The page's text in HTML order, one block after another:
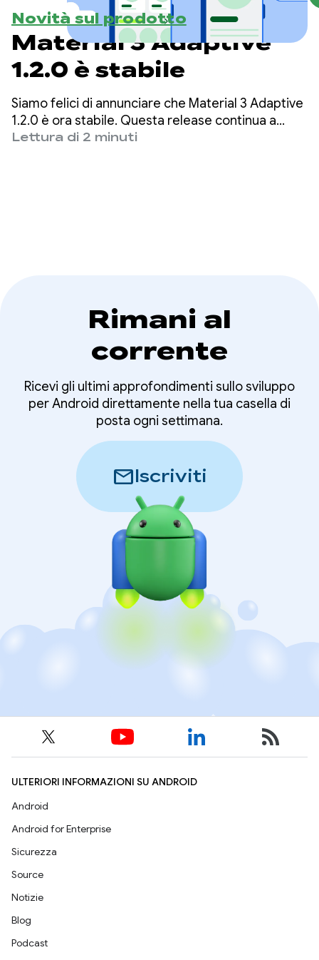
Novità sul prodotto
Material 3 Adaptive
1.2.0 è stabile
Siamo felici di annunciare che Material 3 Adaptive
1.2.0 è ora stabile. Questa release continua a
basarsi sulle fondamenta delle versioni
Lettura di 2 minuti
Rimani al
corrente
Ricevi gli ultimi approfondimenti sullo sviluppo
per Android direttamente nella tua casella di
posta ogni settimana.
mailIscriviti
ULTERIORI INFORMAZIONI SU ANDROID
Android
Android for Enterprise
Sicurezza
Source
Notizie
Blog
Podcast